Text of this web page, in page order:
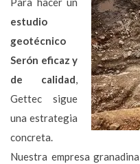
estudio
geotécnico
Serón eficaz y
de calidad,
Gettec sigue
una estrategia
concreta.
Nuestra empresa